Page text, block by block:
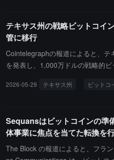
N法案」と比較して、ARMAはよ
と指摘していますが、依然として
持の余地を残しています。
史上初めて自社のステーブルコイ
銀行となりました（発行者はOCC
A.）。SoFiUSD（チェーン上コー
グされ、EthereumとSolanaネット
す。今後数週間でトークン化され
ェーン技術と規制された銀行製品
ん」と述べています。会社の2026
16億ドルで、コストを差し引いた
です。SoFiUSDはFDICまたは
テキサス州の戦略ビットコイ
管に移行
Cointelegraphの報道によると、
を発表し、1,000万ドルの戦略的
る計画を立てています。落札者は
有状況を公開するウェブサイトを
に、テキサス州戦略ビットコイン
れ、保管の手配、リスク管理、投
2026-05-29 テキサス州 ビットコ
Sequansはビットコインの準
体事業に焦点を当てた転換を行
The Block の報道によると、フラ